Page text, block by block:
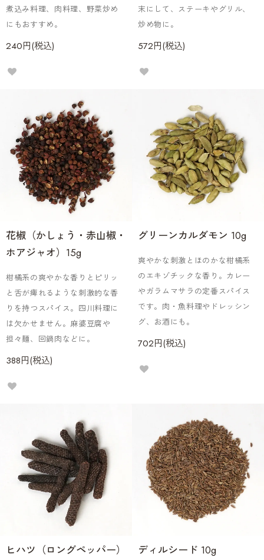
煮込み料理、肉料理、野菜炒め
にもおすすめ。
240円(税込)
末にして、ステーキやグリル、
炒め物に。
572円(税込)
花椒（かしょう・赤山椒・
ホアジャオ）15g
柑橘系の爽やかな香りとピリッ
と舌が痺れるような刺激的な香
りを持つスパイス。四川料理に
は欠かせません。麻婆豆腐や
担々麺、回鍋肉などに。
388円(税込)
グリーンカルダモン 10g
爽やかな刺激とほのかな柑橘系
のエキゾチックな香り。カレー
やガラムマサラの定番スパイス
です。肉・魚料理やドレッシン
グ、お酒にも。
702円(税込)
ヒハツ（ロングペッパー） ディルシード 10g